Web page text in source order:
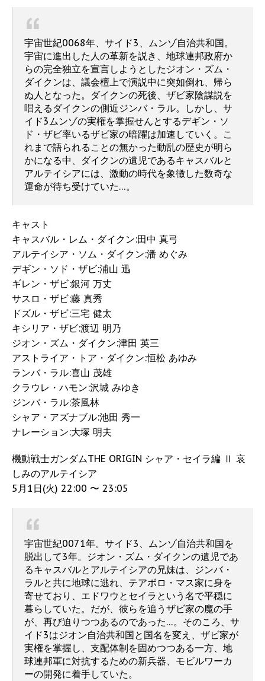
宇宙世紀0068年、サイド3、ムンゾ自治共和国。
宇宙に進出した人の革新を説き、地球連邦政府か
らの完全独立を宣言しようとしたジオン・ズム・
ダイクンは、議会檀上で演説中に突如倒れ、帰ら
ぬ人となった。ダイクンの死後、ザビ家陰謀説を
唱えるダイクンの側近ジンバ・ラル。しかし、サ
イド3ムンゾの実権を掌握せんとするデギン・ソ
ド・ザビ率いるザビ家の暗躍は加速していく。こ
れまで語られることの無かった動乱の歴史が明ら
かになる中、ダイクンの遺児であるキャスバルと
アルテイシアには、激動の時代を象徴した数奇な
運命が待ち受けていた…。
キャスト
キャスバル・レム・ダイクン:田中 真弓
アルテイシア・ソム・ダイクン:潘 めぐみ
デギン・ソド・ザビ:浦山 迅
ギレン・ザビ:銀河 万丈
サスロ・ザビ:藤 真秀
ドズル・ザビ:三宅 健太
キシリア・ザビ:渡辺 明乃
ジオン・ズム・ダイクン:津田 英三
アストライア・トア・ダイクン:恒松 あゆみ
ランバ・ラル:喜山 茂雄
クラウレ・ハモン:沢城 みゆき
ジンバ・ラル:茶風林
シャア・アズナブル:池田 秀一
ナレーション:大塚 明夫
機動戦士ガンダムTHE ORIGIN シャア・セイラ編 Ⅱ 哀
しみのアルテイシア
5月1日(火) 22:00 〜 23:05
宇宙世紀0071年。サイド3、ムンゾ自治共和国を
脱出して3年。ジオン・ズム・ダイクンの遺児であ
るキャスバルとアルテイシアの兄妹は、ジンバ・
ラルと共に地球に逃れ、テアボロ・マス家に身を
寄せており、エドワウとセイラという名で平穏に
暮らしていた。だが、彼らを追うザビ家の魔の手
が、再び迫りつつあるのであった…。そのころ、サ
イド3はジオン自治共和国と国名を変え、ザビ家が
実権を掌握し、支配体制を固めつつある一方、地
球連邦軍に対抗するための新兵器、モビルワーカ
ーの開発に着手していた。